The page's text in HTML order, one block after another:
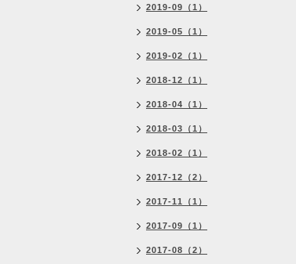
2019-09（1）
2019-05（1）
2019-02（1）
2018-12（1）
2018-04（1）
2018-03（1）
2018-02（1）
2017-12（2）
2017-11（1）
2017-09（1）
2017-08（2）